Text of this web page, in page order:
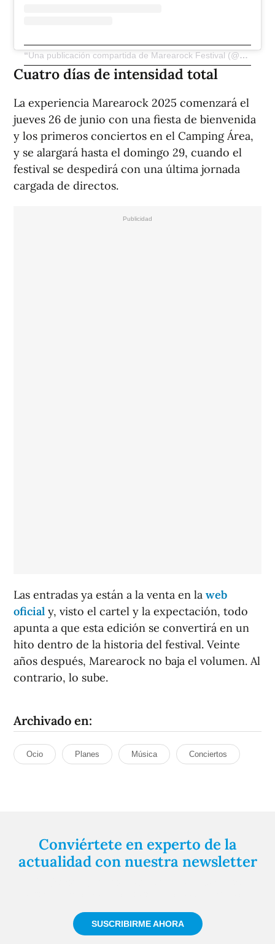
Una publicación compartida de Marearock Festival (@marearockfest)
Cuatro días de intensidad total
La experiencia Marearock 2025 comenzará el
jueves 26 de junio con una fiesta de bienvenida
y los primeros conciertos en el Camping Área,
y se alargará hasta el domingo 29, cuando el
festival se despedirá con una última jornada
cargada de directos.
Las entradas ya están a la venta en la web
oficial y, visto el cartel y la expectación, todo
apunta a que esta edición se convertirá en un
hito dentro de la historia del festival. Veinte
años después, Marearock no baja el volumen. Al
contrario, lo sube.
Archivado en:
Ocio Planes Música Conciertos
Conviértete en experto de la
actualidad con nuestra newsletter
SUSCRIBIRME AHORA